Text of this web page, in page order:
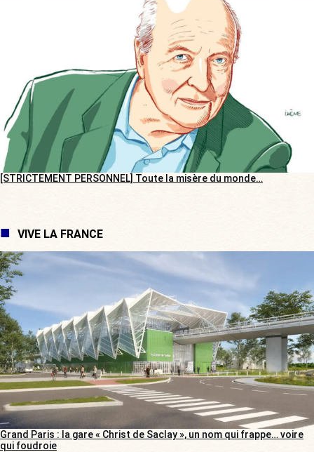
[STRICTEMENT PERSONNEL] Toute la misère du monde…
VIVE LA FRANCE
Grand Paris : la gare « Christ de Saclay », un nom qui frappe… voire
qui foudroie